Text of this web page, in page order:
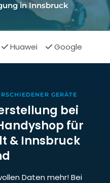
in Innsbruck
 Huawei  Google
GERÄTE
bei
für
& Innsbruck
Daten mehr! Bei